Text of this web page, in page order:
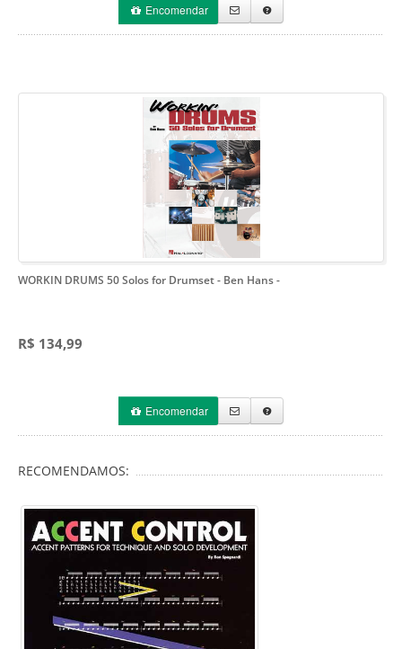
Encomendar
WORKIN DRUMS 50 Solos for Drumset - Ben Hans-
R$ 134,99
Encomendar
RECOMENDAMOS: